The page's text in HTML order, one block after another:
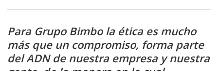
Para Grupo Bimbo la ética es mucho
más que un compromiso, forma parte
del ADN de nuestra empresa y nuestra